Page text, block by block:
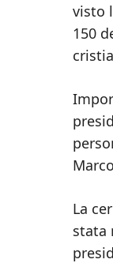
visto
150
La
stata